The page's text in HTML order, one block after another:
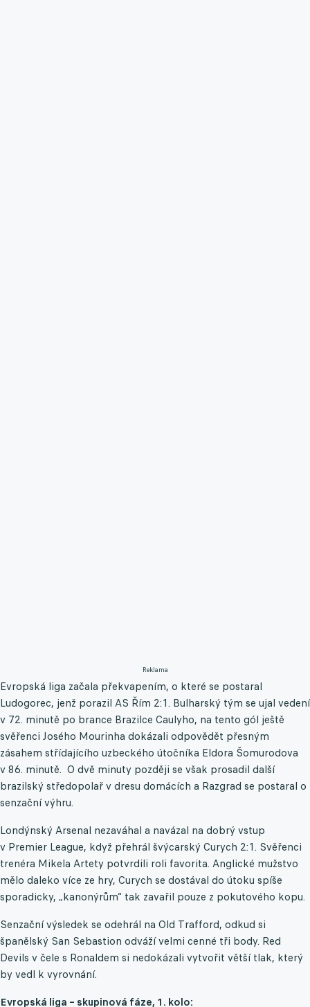
Reklama
Evropská liga začala překvapením, o které se postaral
Ludogorec, jenž porazil AS Řím 2:1. Bulharský tým se ujal vedení
v 72. minutě po brance Brazilce Caulyho, na tento gól ještě
svěřenci Josého Mourinha dokázali odpovědět přesným
zásahem střídajícího uzbeckého útočníka Eldora Šomurodova
v 86. minutě. O dvě minuty později se však prosadil další
brazilský středopolař v dresu domácích a Razgrad se postaral o
senzační výhru.
Londýnský Arsenal nezaváhal a navázal na dobrý vstup
v Premier League, když přehrál švýcarský Curych 2:1. Svěřenci
trenéra Mikela Artety potvrdili roli favorita. Anglické mužstvo
mělo daleko více ze hry, Curych se dostával do útoku spíše
sporadicky, „kanonýrům“ tak zavařil pouze z pokutového kopu.
Senzační výsledek se odehrál na Old Trafford, odkud si
španělský San Sebastion odváží velmi cenné tři body. Red
Devils v čele s Ronaldem si nedokázali vytvořit větší tlak, který
by vedl k vyrovnání.
Evropská liga – skupinová fáze, 1. kolo: